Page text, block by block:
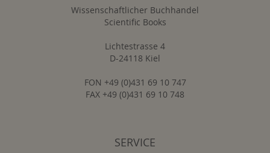
Wissenschaftlicher Buchhandel
Scientific Books
Lichtestrasse 4
D-24118 Kiel
FON +49 (0)431 69 10 747
FAX +49 (0)431 69 10 748
SERVICE